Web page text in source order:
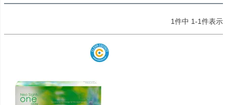
1件中 1-1件表示